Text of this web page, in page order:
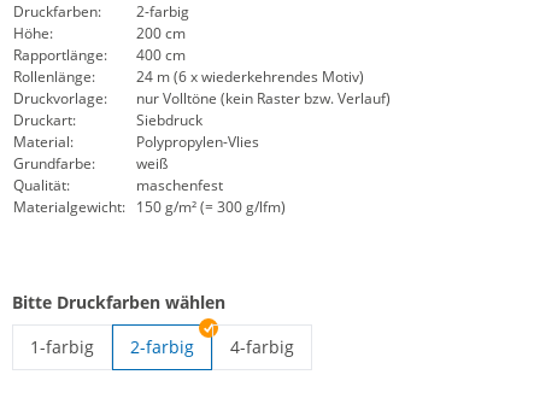
Druckfarben:
2-farbig
Höhe:
200 cm
Rapportlänge:
400 cm
Rollenlänge:
24 m (6 x wiederkehrendes Motiv)
Druckvorlage:
nur Volltöne (kein Raster bzw. Verlauf)
Druckart:
Siebdruck
Material:
Polypropylen-Vlies
Grundfarbe:
weiß
Qualität:
maschenfest
Materialgewicht: 150 g/m² (= 300 g/lfm)
Bitte Druckfarben wählen
1-farbig
2-farbig
4-farbig